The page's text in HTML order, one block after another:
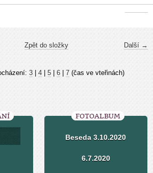
Další →
Zpět do složky
3 4 5 6 7 (čas ve vteřinách)
FOTOALBUM
Beseda 3.10.2020
6.7.2020